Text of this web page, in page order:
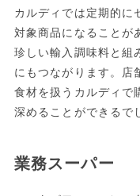
カルディでは定期的に
対象商品になることが
珍しい輸入調味料と組
にもつながります。店
食材を扱うカルディで
深めることができるで
業務スーパー